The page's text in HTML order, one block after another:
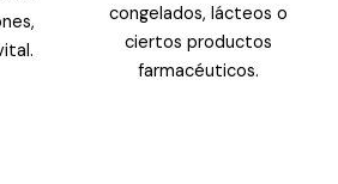
congelados, lácteos o
ciertos productos
farmacéuticos.